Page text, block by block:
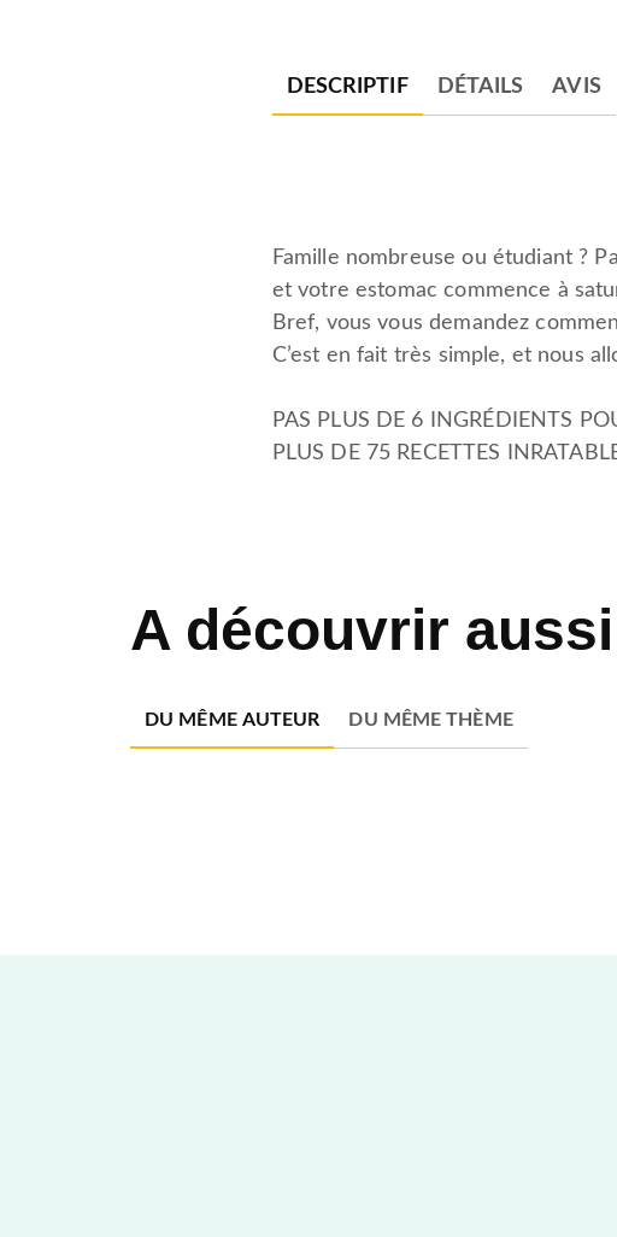
DESCRIPTIF DÉTAILS AVIS
Famille nombreuse ou étudiant ?
et votre estomac commence à
Bref, vous vous demandez
C’est en fait très simple, et nous
PAS PLUS DE 6 INGRÉDIENTS
PLUS DE 75 RECETTES
A découvrir aussi
DU MÊME AUTEUR DU MÊME THÈME